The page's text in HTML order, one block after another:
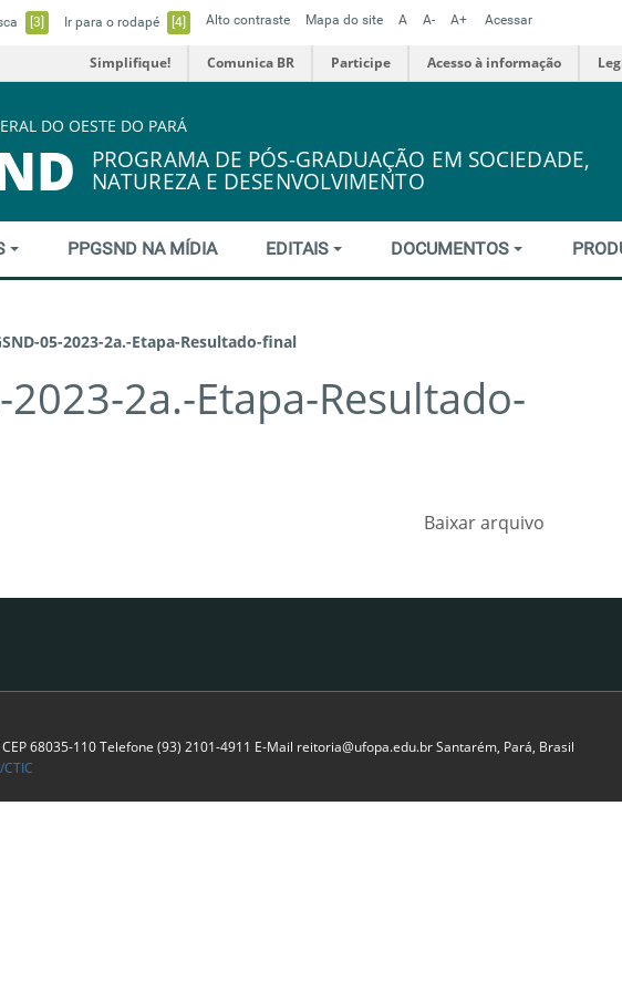
[3] Ir para o rodapé [4] Alto contraste Mapa do site A A- A+ Acessar
Simplifique! Comunica BR Participe Acesso à informação
DO OESTE DO PARÁ
PROGRAMA DE PÓS-GRADUAÇÃO EM SOCIEDADE,
NATUREZA E DESENVOLVIMENTO
PPGSND NA MÍDIA EDITAIS DOCUMENTOS
05-2023-2a.-Etapa-Resultado-final
2023-2a.-Etapa-Resultado-
Baixar arquivo
68035-110 Telefone (93) 2101-4911 E-Mail reitoria@ufopa.edu.br Santarém, Pará, Brasil
CTIC